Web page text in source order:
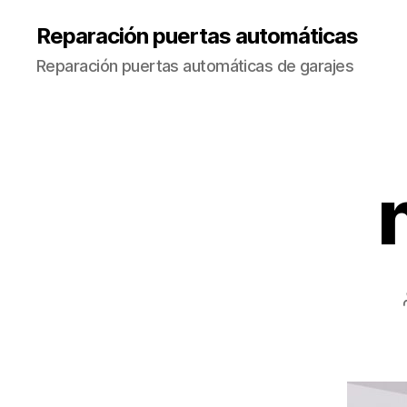
Reparación puertas automáticas
Reparación puertas automáticas de garajes